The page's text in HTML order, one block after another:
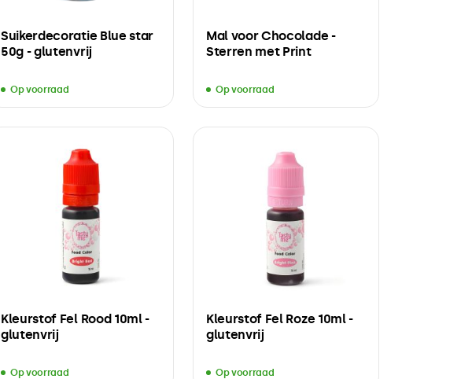
Suikerdecoratie Blue star
50g - glutenvrij
Op voorraad
Mal voor Chocolade -
Sterren met Print
Op voorraad
Kleurstof Fel Rood 10ml -
glutenvrij
Op voorraad
Kleurstof Fel Roze 10ml -
glutenvrij
Op voorraad